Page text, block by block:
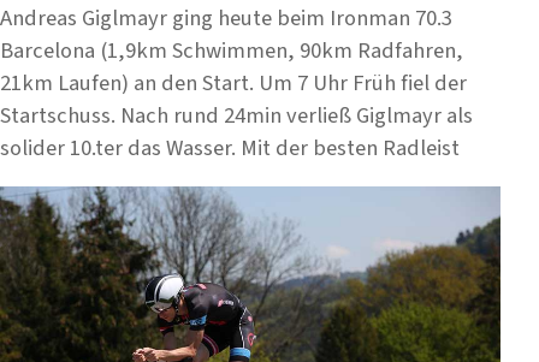
Andreas Giglmayr ging heute beim Ironman 70.3
Barcelona (1,9km Schwimmen, 90km Radfahren,
21km Laufen) an den Start. Um 7 Uhr Früh fiel der
Startschuss. Nach rund 24min verließ Giglmayr als
solider 10.ter das Wasser. Mit der besten Radleist